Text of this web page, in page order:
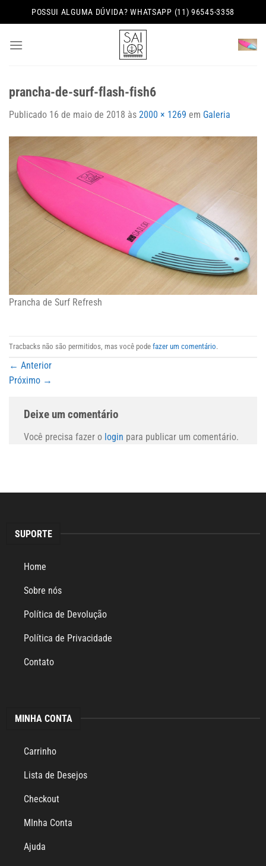
to
POSSUI ALGUMA DÚVIDA? WHATSAPP (11) 96545-3358
prancha-de-surf-flash-fish6
Publicado 16 de maio de 2018 às 2000 × 1269 em Galeria
Prancha de Surf Refresh
Tracbacks não são permitidos, mas você pode fazer um comentário.
← Anterior
Próximo →
Deixe um comentário
Você precisa fazer o login para publicar um comentário.
SUPORTE
Home
Sobre nós
Política de Devolução
Política de Privacidade
Contato
MINHA CONTA
Carrinho
Lista de Desejos
Checkout
MInha Conta
Ajuda